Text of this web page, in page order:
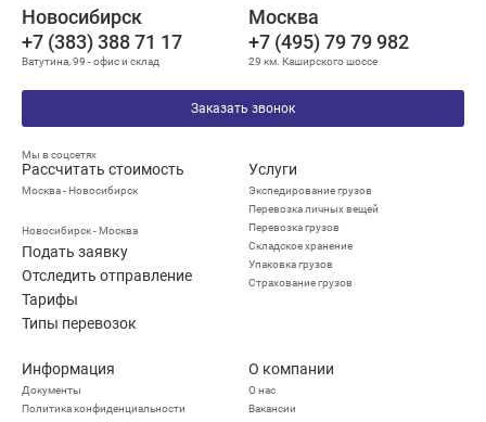
Новосибирск
+7 (383) 388 71 17
Ватутина, 99 - офис и склад
Москва
+7 (495) 79 79 982
29 км. Каширского шоссе
Заказать звонок
Мы в соцсетях
Рассчитать стоимость
Москва - Новосибирск
Новосибирск - Москва
Подать заявку
Отследить отправление
Тарифы
Типы перевозок
Услуги
Экспедирование грузов
Перевозка личных вещей
Перевозка грузов
Складское хранение
Упаковка грузов
Страхование грузов
Информация
Документы
Политика конфиденциальности
О компании
О нас
Вакансии